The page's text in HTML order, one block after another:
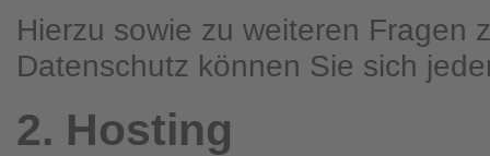
Hierzu sowie zu weiteren Fragen
Datenschutz können Sie sich
2. Hosting